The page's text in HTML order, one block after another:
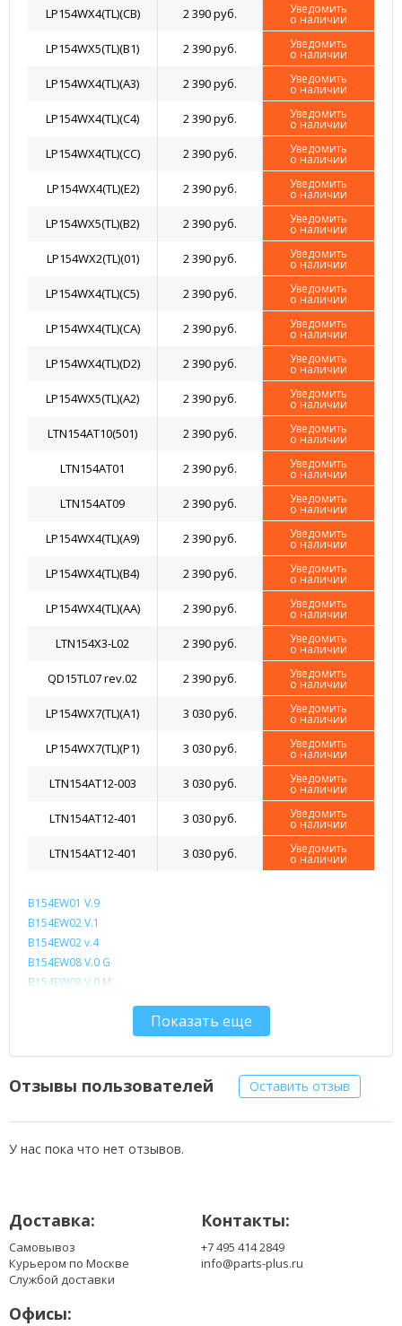
LP154WX4(TL)(CB) 2 390 руб. Уведомить
о наличии
LP154WX5(TL)(B1) 2 390 руб. Уведомить
о наличии
LP154WX4(TL)(A3) 2 390 руб. Уведомить
о наличии
LP154WX4(TL)(C4) 2 390 руб. Уведомить
о наличии
LP154WX4(TL)(CС) 2 390 руб. Уведомить
о наличии
LP154WX4(TL)(E2) 2 390 руб. Уведомить
о наличии
LP154WX5(TL)(B2) 2 390 руб. Уведомить
о наличии
LP154WX2(TL)(01) 2 390 руб. Уведомить
о наличии
LP154WX4(TL)(C5) 2 390 руб. Уведомить
о наличии
LP154WX4(TL)(CA) 2 390 руб. Уведомить
о наличии
LP154WX4(TL)(D2) 2 390 руб. Уведомить
о наличии
LP154WX5(TL)(A2) 2 390 руб. Уведомить
о наличии
LTN154AT10(501) 2 390 руб. Уведомить
о наличии
LTN154AT01 2 390 руб. Уведомить
о наличии
LTN154AT09 2 390 руб. Уведомить
о наличии
LP154WX4(TL)(A9) 2 390 руб. Уведомить
о наличии
LP154WX4(TL)(B4) 2 390 руб. Уведомить
о наличии
LP154WX4(TL)(AA) 2 390 руб. Уведомить
о наличии
LTN154X3-L02 2 390 руб. Уведомить
о наличии
QD15TL07 rev.02 2 390 руб. Уведомить
о наличии
LP154WX7(TL)(A1) 3 030 руб. Уведомить
о наличии
LP154WX7(TL)(P1) 3 030 руб. Уведомить
о наличии
LTN154AT12-003 3 030 руб. Уведомить
о наличии
LTN154AT12-401 3 030 руб. Уведомить
о наличии
LTN154AT12-401 3 030 руб. Уведомить
о наличии
B154EW01 V.9
B154EW02 V.1
B154EW02 v.4
B154EW08 V.0 G
B154EW08 V.0 M
CLAA154WA01-NU
CLAA154WA01-Q
CLAA154WA01D
CLAA154WA03-AG
CLAA154WA03A
CLAA154WA04
CLAA154WA05-A
Показать еще
Отзывы пользователей Оставить отзыв
У нас пока что нет отзывов.
Доставка:
Самовывоз
Курьером по Москве
Службой доставки
Контакты:
+7 495 414 2849
info@parts-plus.ru
Офисы: